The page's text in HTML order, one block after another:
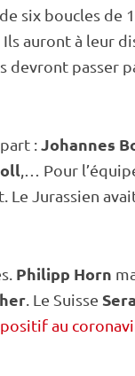
six boucles de
Ils auront à leur
passer
:Johannes
,… Pour
Jurassien
Philipp Horn
. Le Suisse
au